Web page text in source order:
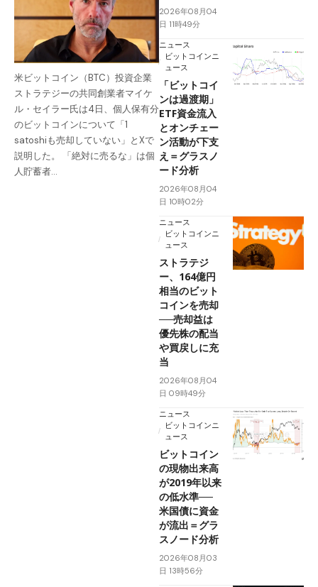
米ビットコイン（BTC）投資企業
ストラテジーの共同創業者マイケ
ル・セイラー氏は4日、個人保有分
のビットコインについて「1
satoshiも売却していない」とXで
説明した。 「絶対に売るな」は個
人貯蓄者…
2026年08月04
日 11時49分
ニュース
ビットコインニ
ュース
「ビットコイ
ンは過渡期」
ETF資金流入
とオンチェー
ン活動が下支
え＝グラスノ
ード分析
2026年08月04
日 10時02分
ニュース
ビットコインニ
ュース
ストラテジ
ー、164億円
相当のビット
コインを売却
──売却益は
優先株の配当
や買戻しに充
当
2026年08月04
日 09時49分
ニュース
ビットコインニ
ュース
ビットコイン
の現物出来高
が2019年以来
の低水準──
米国債に資金
が流出＝グラ
スノード分析
2026年08月03
日 13時56分